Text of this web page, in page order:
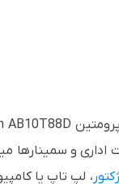
اداری و
، لپ تاپ یا